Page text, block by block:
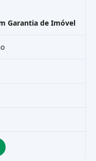
Garantia de Imóvel